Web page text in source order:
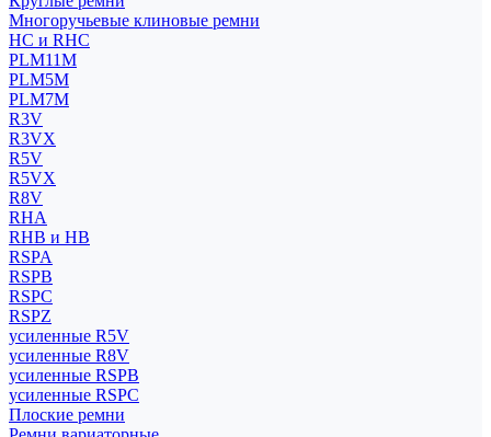
Многоручьевые клиновые ремни
HC и RHC
PLM11M
PLM5M
PLM7M
R3V
R3VX
R5V
R5VX
R8V
RHA
RHB и HB
RSPA
RSPB
RSPC
RSPZ
усиленные R5V
усиленные R8V
усиленные RSPB
усиленные RSPC
Плоские ремни